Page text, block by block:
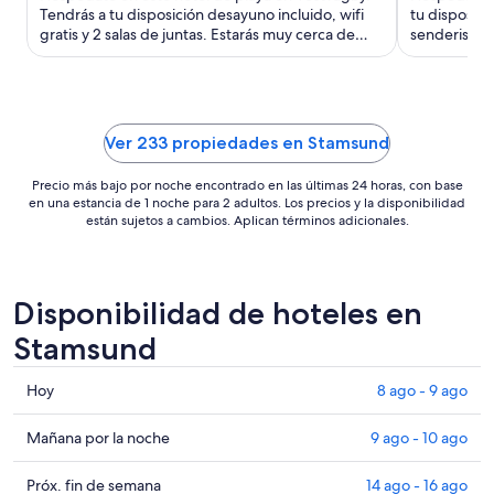
$194
en
total
del
9
al
10
Tendrás a tu disposición desayuno incluido, wifi
gratis y 2 salas de juntas. Estarás muy cerca de
Terminal de ...
tu
senderismo
de
Ver 233 propiedades en Stamsund
Precio más bajo por noche encontrado en las últimas 24 horas, con base
en una estancia de 1 noche para 2 adultos. Los precios y la disponibilidad
están sujetos a cambios. Aplican términos adicionales.
Disponibilidad de hoteles en
Stamsund
Consultar
precios
en
Stamsund
para
Hoy 8 ago - 9 ago
Consultar
precios
en
Mañana por la noche 9 ago - 10 ago
Consultar
Próx. fin de semana 14 ago - 16 ago